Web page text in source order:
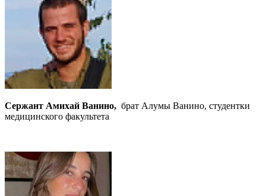
Сержант Амихай Ванино, брат Алумы Ванино, студентки
медицинского факультета